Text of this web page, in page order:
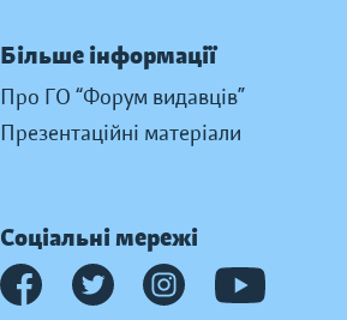
Більше інформації
Про ГО “Форум видавців”
Презентаційні матеріали
Соціальні мережі